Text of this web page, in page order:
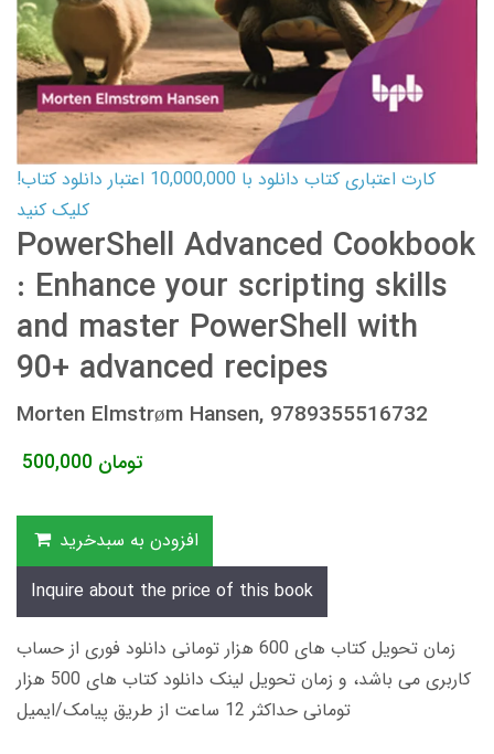
کارت اعتباری کتاب دانلود با 10,000,000 اعتبار دانلود کتاب!
کلیک کنید
PowerShell Advanced Cookbook
: Enhance your scripting skills
and master PowerShell with
90+ advanced recipes
Morten Elmstrøm Hansen, 9789355516732
500,000 تومان
افزودن به سبدخرید
Inquire about the price of this book
زمان تحویل کتاب های 600 هزار تومانی دانلود فوری از حساب
کاربری می باشد، و زمان تحویل لینک دانلود کتاب های 500 هزار
تومانی حداکثر 12 ساعت از طریق پیامک/ایمیل